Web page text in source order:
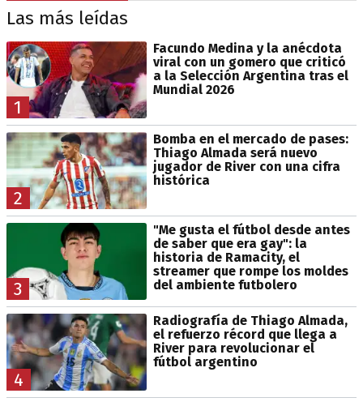
Las más leídas
1
Facundo Medina y la anécdota
viral con un gomero que criticó
a la Selección Argentina tras el
Mundial 2026
2
Bomba en el mercado de pases:
Thiago Almada será nuevo
jugador de River con una cifra
histórica
3
"Me gusta el fútbol desde antes
de saber que era gay": la
historia de Ramacity, el
streamer que rompe los moldes
del ambiente futbolero
4
Radiografía de Thiago Almada,
el refuerzo récord que llega a
River para revolucionar el
fútbol argentino